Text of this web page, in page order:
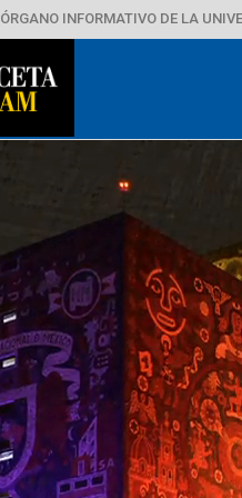
ÓRGANO INFORMATIVO DE LA